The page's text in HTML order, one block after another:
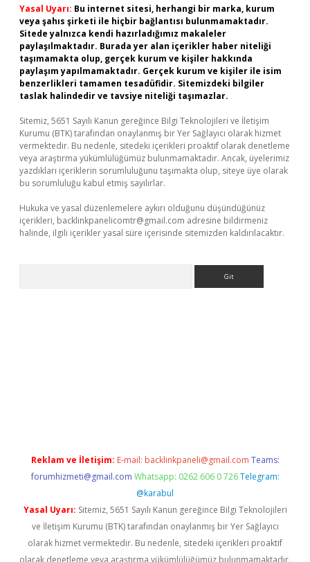
Yasal Uyarı: Bu internet sitesi, herhangi bir marka, kurum
veya şahıs şirketi ile hiçbir bağlantısı bulunmamaktadır.
Sitede yalnızca kendi hazırladığımız makaleler
paylaşılmaktadır. Burada yer alan içerikler haber niteliği
taşımamakta olup, gerçek kurum ve kişiler hakkında
paylaşım yapılmamaktadır. Gerçek kurum ve kişiler ile isim
benzerlikleri tamamen tesadüfidir. Sitemizdeki bilgiler
taslak halindedir ve tavsiye niteliği taşımazlar.
Sitemiz, 5651 Sayılı Kanun gereğince Bilgi Teknolojileri ve İletişim
Kurumu (BTK) tarafından onaylanmış bir Yer Sağlayıcı olarak hizmet
vermektedir. Bu nedenle, sitedeki içerikleri proaktif olarak denetleme
veya araştırma yükümlülüğümüz bulunmamaktadır. Ancak, üyelerimiz
yazdıkları içeriklerin sorumluluğunu taşımakta olup, siteye üye olarak
bu sorumluluğu kabul etmiş sayılırlar.
Hukuka ve yasal düzenlemelere aykırı olduğunu düşündüğünüz
içerikleri, backlinkpanelicomtr@gmail.com adresine bildirmeniz
halinde, ilgili içerikler yasal süre içerisinde sitemizden kaldırılacaktır.
Reklam ve İletişim: E-mail: backlinkpaneli@gmail.com Teams:
forumhizmeti@gmail.com Whatsapp: 0262 606 0 726 Telegram:
@karabul
Yasal Uyarı: Sitemiz, 5651 Sayılı Kanun gereğince Bilgi Teknolojileri
ve İletişim Kurumu (BTK) tarafından onaylanmış bir Yer Sağlayıcı
olarak hizmet vermektedir. Bu nedenle, sitedeki içerikleri proaktif
olarak denetleme veya araştırma yükümlülüğümüz bulunmamaktadır.